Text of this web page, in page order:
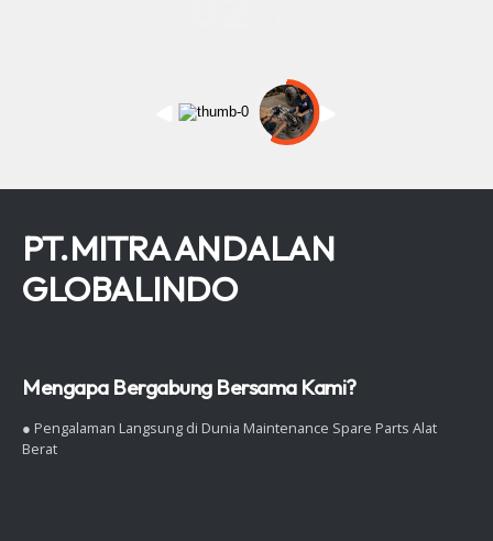
PT.MITRA ANDALAN
GLOBALINDO
Mengapa Bergabung Bersama Kami?
● Pengalaman Langsung di Dunia Maintenance Spare Parts Alat
Berat